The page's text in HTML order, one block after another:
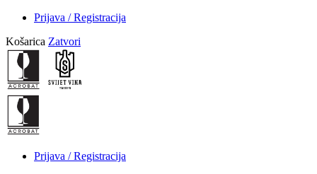
Prijava / Registracija
Košarica Zatvori
Prijava / Registracija